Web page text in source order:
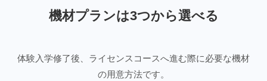
機材プランは3つから選べる
体験入学修了後、ライセンスコースへ進む際に必要な機材
の用意方法です。